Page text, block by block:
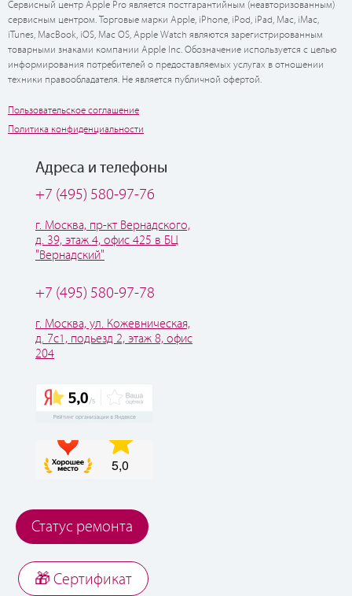
Сервисный центр Apple Pro является постгарантийным (неавторизованным)
сервисным центром. Торговые марки Apple, iPhone, iPod, iPad, Mac, iMac,
iTunes, MacBook, iOS, Mac OS, Apple Watch являются зарегистрированным
товарными знаками компании Apple Inc. Обозначение используется с целью
информирования потребителей о предоставляемых услугах в отношении
техники правообладателя. Не является публичной офертой.
Пользовательское соглашение
Политика конфиденциальности
Адреса и телефоны
+7 (495) 580-97-76
г. Москва, пр-кт Вернадского,
д. 39, этаж 4, офис 425 в БЦ
"Вернадский"
+7 (495) 580-97-78
г. Москва, ул. Кожевническая,
д. 7с1, подьезд 2, этаж 8, офис
204
Статус ремонта
🎁 Cертификат